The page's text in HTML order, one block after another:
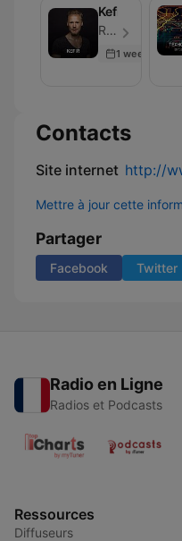
Kefir
Radio Record - Épisode 250
1 week ago
Contacts
Site internet http://
Mettre à jour cette
Partager
Facebook Twitter
Radio en Ligne
Radios et Podcasts
Ressources
Diffuseurs